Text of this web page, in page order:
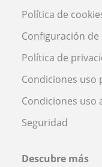
Política de
Configuración de
Política de
Condiciones uso
Condiciones uso
Seguridad
Descubre más